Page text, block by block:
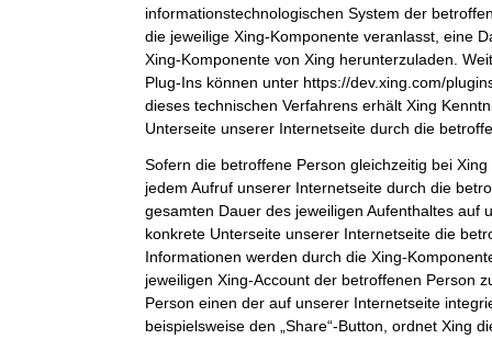
informationstechnologischen System der
die jeweilige Xing-Komponente veranlasst, eine
Xing-Komponente von Xing herunterzuladen.
Plug-Ins können unter https://dev.xing.com/
dieses technischen Verfahrens erhält Xing
Unterseite unserer Internetseite durch die
Sofern die betroffene Person gleichzeitig bei
jedem Aufruf unserer Internetseite durch die
gesamten Dauer des jeweiligen Aufenthaltes auf
konkrete Unterseite unserer Internetseite die
Informationen werden durch die Xing-
jeweiligen Xing-Account der betroffenen Person
Person einen der auf unserer Internetseite
beispielsweise den „Share“-Button, ordnet Xing